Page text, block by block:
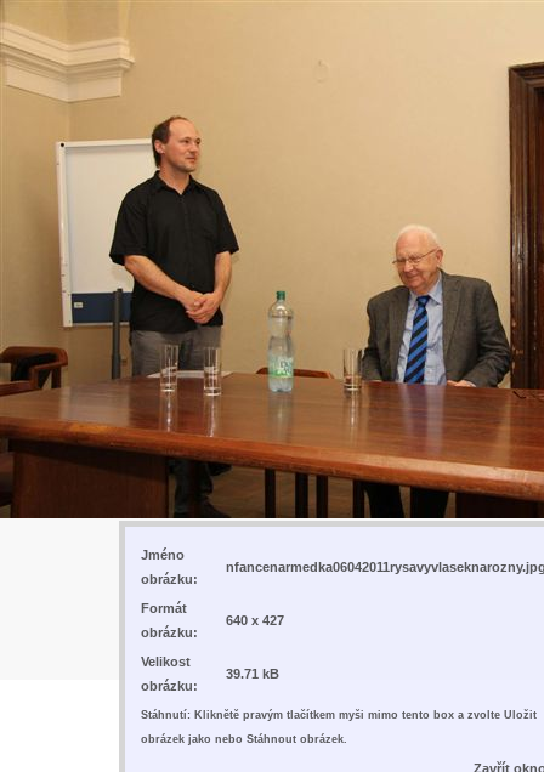
Jméno
obrázku:
Formát
obrázku:
640 x 427
Velikost
obrázku:
39.71 kB
Stáhnutí: Kliknětě pravým tlačítkem myši mimo tento box a zvolte Uložit
obrázek jako nebo Stáhnout obrázek.
Zavřít